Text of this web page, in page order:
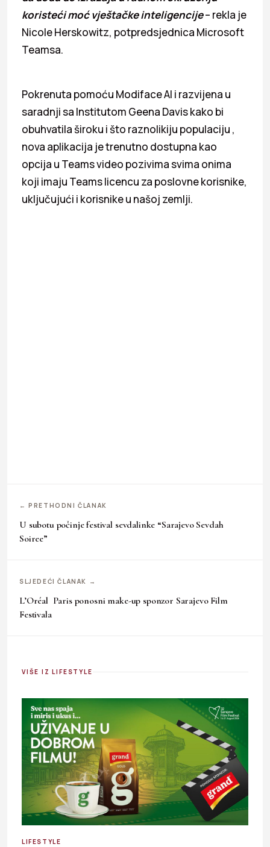
koristeći moć vještačke inteligencije– rekla je
Nicole Herskowitz, potpredsjednica Microsoft
Teamsa.
Pokrenuta pomoću Modiface AI i razvijena u
saradnji sa Institutom Geena Davis kako bi
obuhvatila široku i što raznolikiju populaciju ,
nova aplikacija je trenutno dostupna kao
opcija u Teams video pozivima svima onima
koji imaju Teams licencu za poslovne korisnike,
uključujući i korisnike u našoj zemlji.
← PRETHODNI ČLANAK
U subotu počinje festival sevdalinke “Sarajevo Sevdah
Soiree”
SLJEDEĆI ČLANAK →
L’Oréal Paris ponosni make-up sponzor Sarajevo Film
Festivala
VIŠE IZ LIFESTYLE
LIFESTYLE